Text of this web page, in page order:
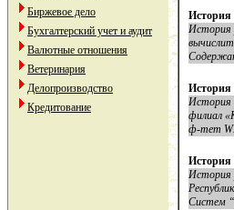
Биржевое дело
Бухгалтерский учет и аудит
Валютные отношения
Ветеринария
Делопроизводство
Кредитование
История
История
История
История
филиал
ф-тет
История
История
Систем